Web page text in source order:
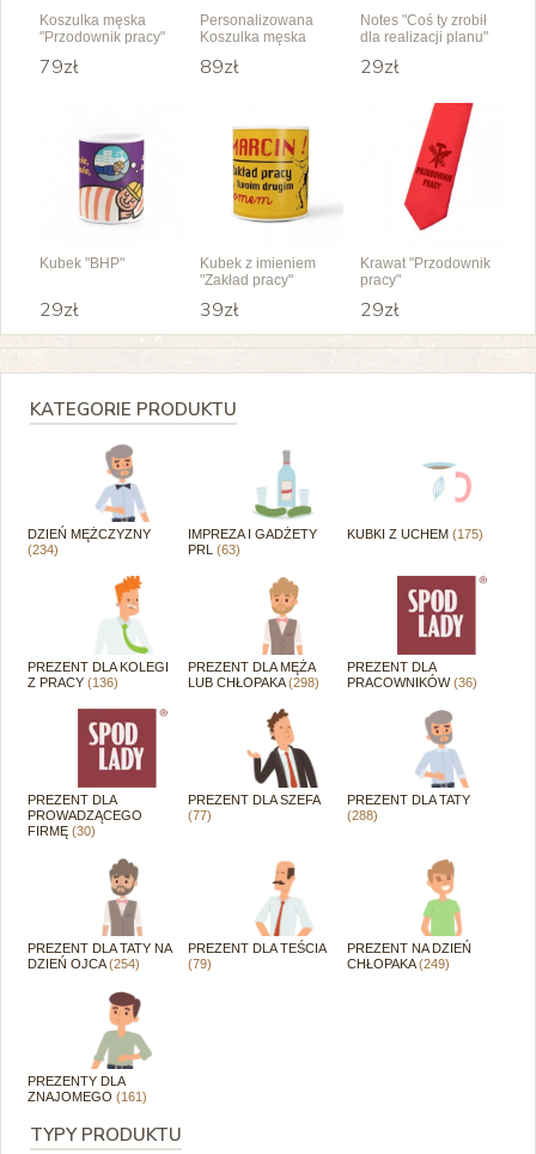
Koszulka męska
"Przodownik pracy"
79zł
Personalizowana
Koszulka męska
89zł
Notes "Coś ty zrobił
dla realizacji planu"
29zł
Kubek "BHP"
29zł
Kubek z imieniem
"Zakład pracy"
39zł
Krawat "Przodownik
pracy"
29zł
KATEGORIE PRODUKTU
DZIEŃ MĘŻCZYZNY
(234)
IMPREZA I GADŻETY
PRL (63)
KUBKI Z UCHEM(175)
PREZENT DLA KOLEGI
Z PRACY (136)
PREZENT DLA MĘŻA
LUB CHŁOPAKA(298)
PREZENT DLA
PRACOWNIKÓW(36)
PREZENT DLA
PROWADZĄCEGO
FIRMĘ (30)
PREZENT DLA SZEFA
(77)
PREZENT DLA TATY
(288)
PREZENT DLA TATY NA
DZIEŃ OJCA(254)
PREZENT DLA TEŚCIA
(79)
PREZENT NA DZIEŃ
CHŁOPAKA(249)
PREZENTY DLA
ZNAJOMEGO (161)
TYPY PRODUKTU